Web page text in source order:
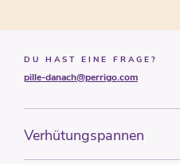
DU HAST EINE FRAGE?
pille-danach@perrigo.com
Verhütungspannen